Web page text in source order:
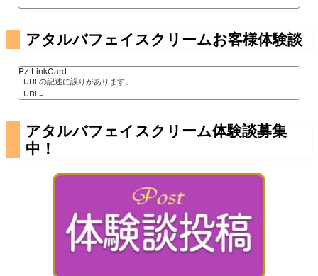
アタルバフェイスクリームお客様体験談
Pz-LinkCard
- URLの記述に誤りがあります。
- URL=
アタルバフェイスクリーム体験談募集
中！